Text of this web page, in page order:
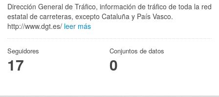
Dirección General de Tráfico, información de tráfico de toda la red
estatal de carreteras, excepto Cataluña y País Vasco.
http://www.dgt.es/ leer más
Seguidores
17
Conjuntos de datos
0